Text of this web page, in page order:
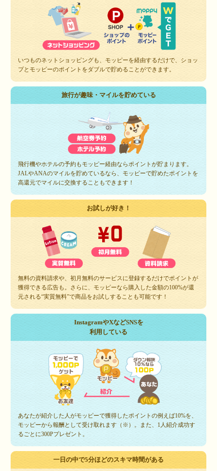
いつものネットショッピングも、モッピーを経由するだけで、ショッ
プとモッピーのポイントをダブルで貯めることができます。
旅行が趣味・マイルを貯めている
飛行機やホテルの予約もモッピー経由ならポイントが貯まります。
JALやANAのマイルを貯めているなら、モッピーで貯めたポイントを
高還元でマイルに交換することもできます！
お試しが好き！
無料の資料請求や、初月無料のサービスに登録するだけでポイントが
獲得できる広告も。さらに、モッピーなら購入した金額の100%が還
元される“実質無料”で商品をお試しすることも可能です！
InstagramやXなどSNSを
利用している
あなたが紹介した人がモッピーで獲得したポイントの例えば10%を、
モッピーから報酬として受け取れます（※）。また、1人紹介成功す
るごとに300Pプレゼント。
一日の中で5分ほどのスキマ時間がある